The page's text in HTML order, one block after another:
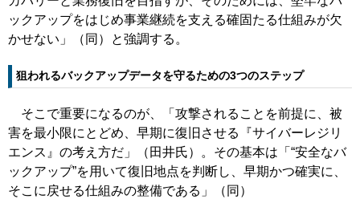
ックアップをはじめ事業継続を支える確固たる仕組みが欠
かせない」（同）と強調する。
狙われるバックアップデータを守るための3つのステップ
そこで重要になるのが、「攻撃されることを前提に、被
害を最小限にとどめ、早期に復旧させる『サイバーレジリ
エンス』の考え方だ」（田井氏）。その基本は「“安全なバ
ックアップ”を用いて復旧地点を判断し、早期かつ確実に、
そこに戻せる仕組みの整備である」（同）